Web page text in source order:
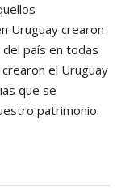
Uruguay crearon
país en todas
el Uruguay
que se
patrimonio.